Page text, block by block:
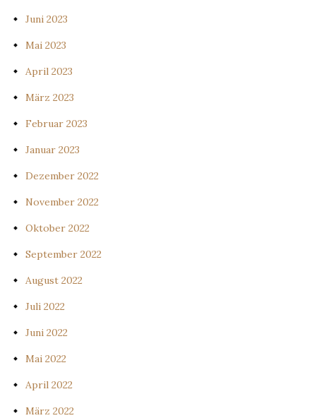
Juni 2023
Mai 2023
April 2023
März 2023
Februar 2023
Januar 2023
Dezember 2022
November 2022
Oktober 2022
September 2022
August 2022
Juli 2022
Juni 2022
Mai 2022
April 2022
März 2022